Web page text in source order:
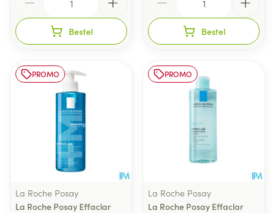
Bestel Bestel
PROMO
La Roche Posay
La Roche Posay Effaclar
PROMO
La Roche Posay
La Roche Posay Effaclar